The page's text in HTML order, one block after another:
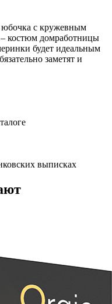
с кружевным
костюм домработницы
будет идеальным
заметят и
выписках